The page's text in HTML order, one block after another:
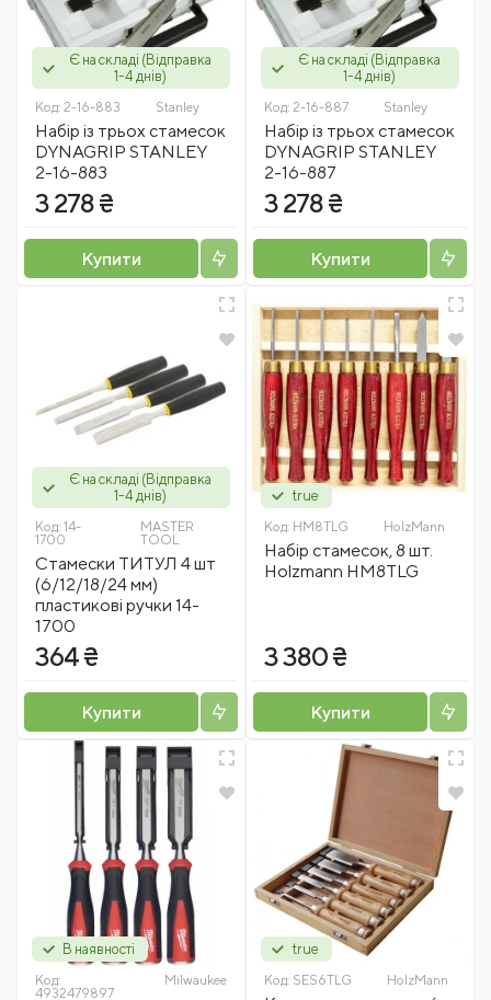
Є на складі (Відправка
1-4 днів)
Код: 2-16-883 Stanley
Набір із трьох стамесок
DYNAGRIP STANLEY
2-16-883
3 278 ₴
Купити
Є на складі (Відправка
1-4 днів)
Код: 2-16-887 Stanley
Набір із трьох стамесок
DYNAGRIP STANLEY
2-16-887
3 278 ₴
Купити
Є на складі (Відправка
1-4 днів)
Код: 14-
1700
MASTER
TOOL
Стамески ТИТУЛ 4 шт
(6/12/18/24 мм)
пластикові ручки 14-
1700
364 ₴
Купити
true
Код: HM8TLG HolzMann
Набір стамесок, 8 шт.
Holzmann HM8TLG
3 380 ₴
Купити
В наявності
Код:
4932479897
Milwaukee
true
Код: SES6TLG HolzMann